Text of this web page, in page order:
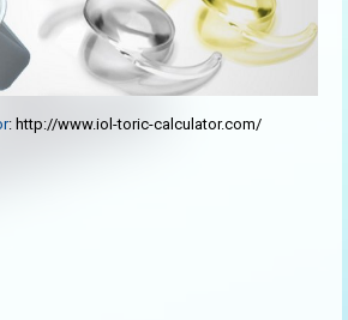
: http://www.iol-toric-calculator.com/